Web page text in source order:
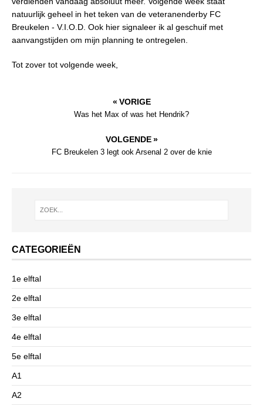
natuurlijk geheel in het teken van de veteranenderby FC
Breukelen - V.I.O.D. Ook hier signaleer ik al geschuif met
aanvangstijden om mijn planning te ontregelen.
Tot zover tot volgende week,
« VORIGE
Was het Max of was het Hendrik?
VOLGENDE »
FC Breukelen 3 legt ook Arsenal 2 over de knie
CATEGORIEËN
1e elftal
2e elftal
3e elftal
4e elftal
5e elftal
A1
A2